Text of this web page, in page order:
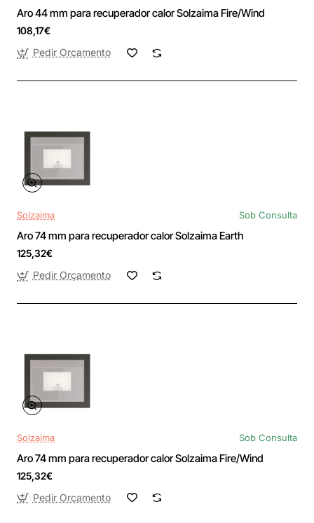
Aro 44 mm para recuperador calor Solzaima Fire/Wind
108,17€
Pedir Orçamento
Solzaima Sob Consulta
Aro 74 mm para recuperador calor Solzaima Earth
125,32€
Pedir Orçamento
Solzaima Sob Consulta
Aro 74 mm para recuperador calor Solzaima Fire/Wind
125,32€
Pedir Orçamento